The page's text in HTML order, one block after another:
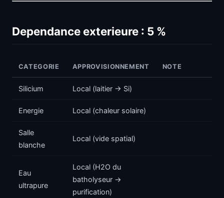
Dependance exterieure : 5 %
CATEGORIE APPROVISIONNEMENT NOTE
Silicium Local (laitier -> Si)
Energie Local (chaleur solaire)
Salle
blanche
Local (vide spatial)
Eau
ultrapure
Local (H2O du
batholyseur ->
purification)